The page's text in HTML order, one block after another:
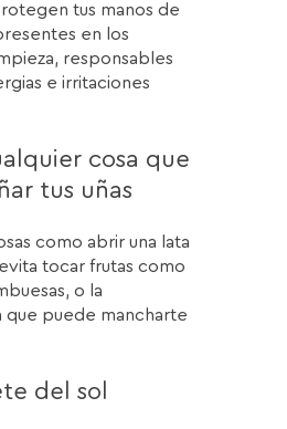
tus manos de
en los
responsables
e irritaciones
cosa que
tus uñas
como abrir una lata
tocar frutas como
o la
que puede mancharte
del sol